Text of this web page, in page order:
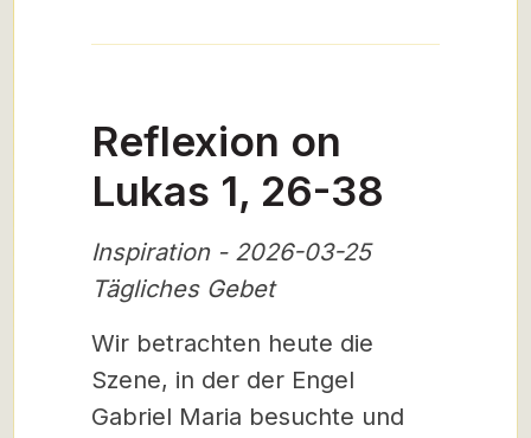
Reflexion on
Lukas 1, 26-38
Inspiration - 2026-03-25
Tägliches Gebet
Wir betrachten heute die
Szene, in der der Engel
Gabriel Maria besuchte und